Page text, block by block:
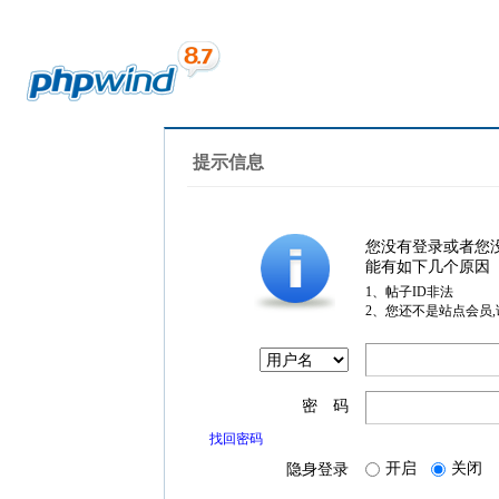
提示信息
您没有登录或者您
能有如下几个原因
1、帖子ID非法
2、您还不是站点会员
密 码
找回密码
隐身登录 开启 关闭